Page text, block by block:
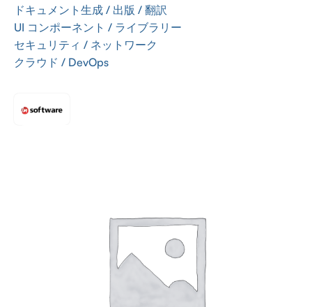
ドキュメント生成 / 出版 / 翻訳
UI コンポーネント / ライブラリー
セキュリティ / ネットワーク
クラウド / DevOps